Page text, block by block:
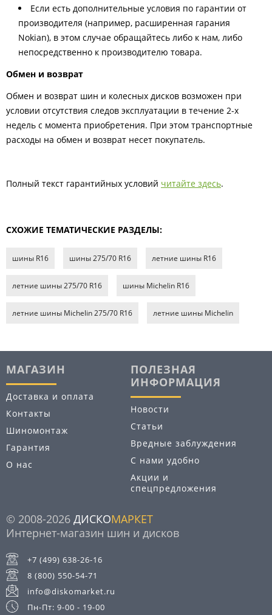
Если есть дополнительные условия по гарантии от
производителя (например, расширенная гарания
Nokian), в этом случае обращайтесь либо к нам, либо
непосредственно к производителю товара.
Обмен и возврат
Обмен и возврат шин и колесных дисков возможен при
условии отсутствия следов эксплуатации в течение 2-х
недель с момента приобретения. При этом транспортные
расходы на обмен и возврат несет покупатель.
Полный текст гарантийных условий читайте здесь.
СХОЖИЕ ТЕМАТИЧЕСКИЕ РАЗДЕЛЫ:
шины R16 шины 275/70 R16 летние шины R16
летние шины 275/70 R16 шины Michelin R16
летние шины Michelin 275/70 R16 летние шины Michelin
МАГАЗИН
Доставка и оплата
Контакты
Шиномонтаж
Гарантия
О нас
ПОЛЕЗНАЯ
ИНФОРМАЦИЯ
Новости
Статьи
Вредные заблуждения
С нами удобно
Акции и
спецпредложения
© 2008-2026 ДИСКОМАРКЕТ
Интернет-магазин шин и дисков
+7 (499) 638-26-16
8 (800) 550-54-71
info@diskomarket.ru
Пн-Пт: 9-00 - 19-00